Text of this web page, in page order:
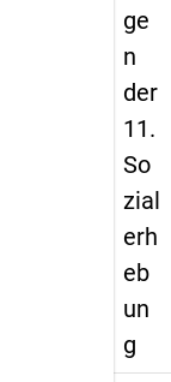
ge
n
der
11.
So
zial
erh
eb
un
g